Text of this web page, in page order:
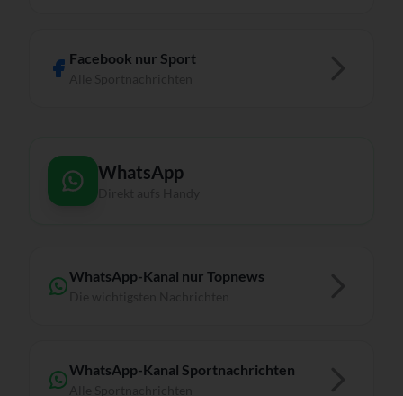
Facebook nur Sport
WhatsApp
WhatsApp-Kanal nur Topnews
WhatsApp-Kanal Sportnachrichten